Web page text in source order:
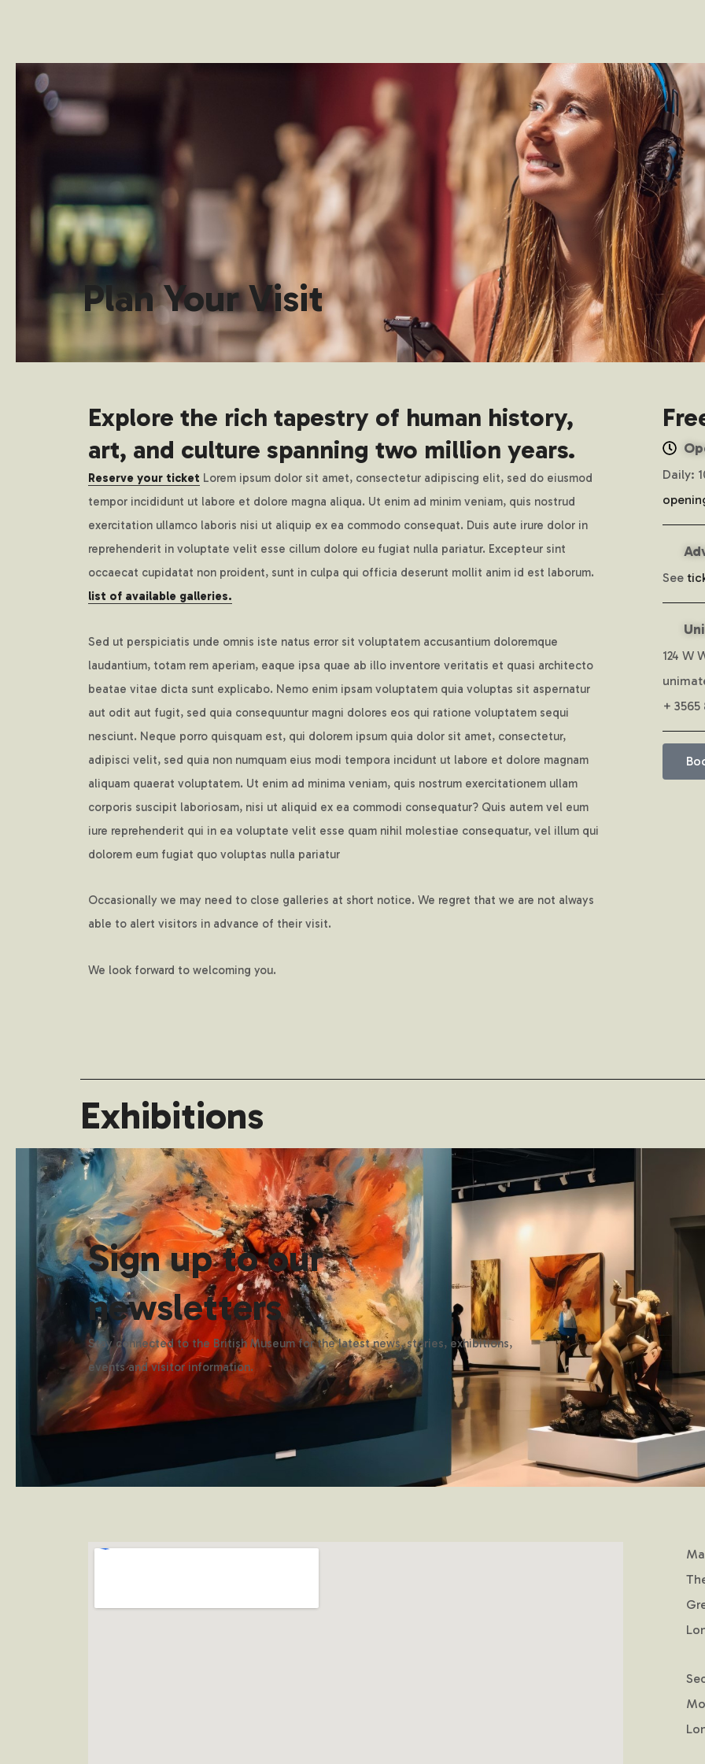
Plan Your Visit
Explore the rich tapestry of human history,
art, and culture spanning two million years.
Reserve your ticket Lorem ipsum dolor sit amet, consectetur adipiscing elit, sed do eiusmod
tempor incididunt ut labore et dolore magna aliqua. Ut enim ad minim veniam, quis nostrud
exercitation ullamco laboris nisi ut aliquip ex ea commodo consequat. Duis aute irure dolor in
reprehenderit in voluptate velit esse cillum dolore eu fugiat nulla pariatur. Excepteur sint
occaecat cupidatat non proident, sunt in culpa qui officia deserunt mollit anim id est laborum.
list of available galleries.
Sed ut perspiciatis unde omnis iste natus error sit voluptatem accusantium doloremque
laudantium, totam rem aperiam, eaque ipsa quae ab illo inventore veritatis et quasi architecto
beatae vitae dicta sunt explicabo. Nemo enim ipsam voluptatem quia voluptas sit aspernatur
aut odit aut fugit, sed quia consequuntur magni dolores eos qui ratione voluptatem sequi
nesciunt. Neque porro quisquam est, qui dolorem ipsum quia dolor sit amet, consectetur,
adipisci velit, sed quia non numquam eius modi tempora incidunt ut labore et dolore magnam
aliquam quaerat voluptatem. Ut enim ad minima veniam, quis nostrum exercitationem ullam
corporis suscipit laboriosam, nisi ut aliquid ex ea commodi consequatur? Quis autem vel eum
iure reprehenderit qui in ea voluptate velit esse quam nihil molestiae consequatur, vel illum qui
dolorem eum fugiat quo voluptas nulla pariatur
Occasionally we may need to close galleries at short notice. We regret that we are not always
able to alert visitors in advance of their visit.
We look forward to welcoming you.
Daily:
See
124 W
+ 3565
Exhibitions
Sign up to our
newsletters
Stay connected to the British Museum for the latest news, stories, exhibitions,
events and visitor information.